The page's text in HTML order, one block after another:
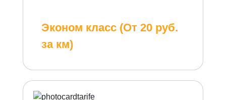
Эконом класс (От 20 руб.
за км)